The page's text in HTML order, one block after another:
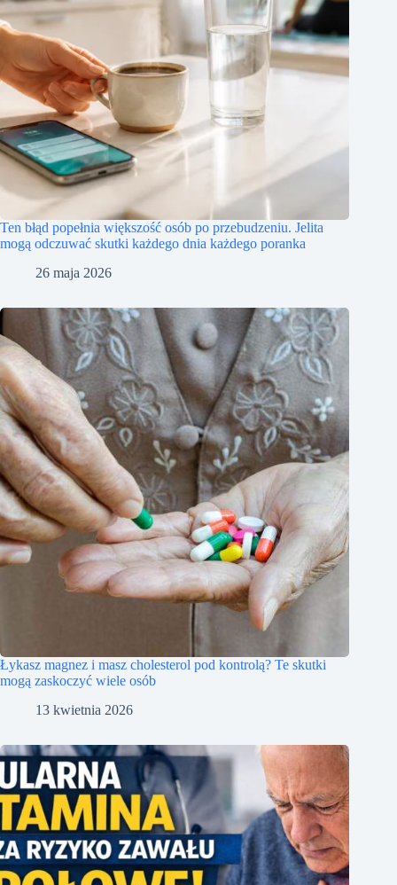
Ten błąd popełnia większość osób po przebudzeniu. Jelita
mogą odczuwać skutki każdego dnia każdego poranka
26 maja 2026
Łykasz magnez i masz cholesterol pod kontrolą? Te skutki
mogą zaskoczyć wiele osób
13 kwietnia 2026